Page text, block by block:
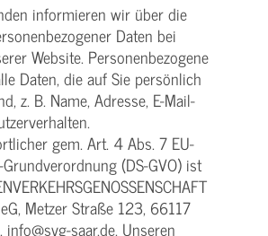
informieren wir über die
Daten bei
Website. Personenbezogene
Daten, die auf Sie persönlich
z. B. Name, Adresse, E-Mail-
gem. Art. 4 Abs. 7 EU-
(DS-GVO) ist
Metzer Straße 123, 66117
info@svg-saar.de. Unseren